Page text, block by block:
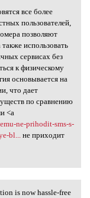
становятся
все более
пользователей,
позволяют
использовать
сервисах без
к физическому
основывается на
что дает
по сравнению
<a
ne-prihodit-sms-s-
bl...
не приходит
is now hassle-free